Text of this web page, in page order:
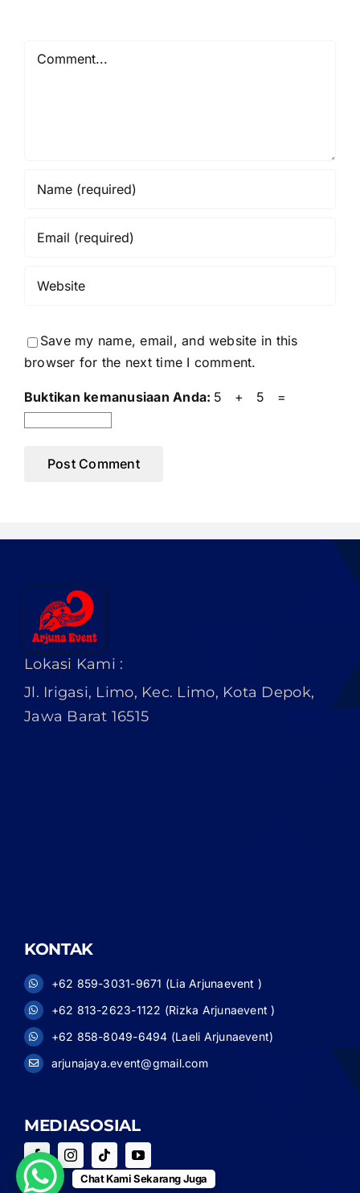
Comment
Save my name, email, and website in this
browser for the next time I comment.
Buktikan kemanusiaan Anda: 5 + 5 =
Lokasi Kami :
Jl. Irigasi, Limo, Kec. Limo, Kota Depok,
Jawa Barat 16515
KONTAK
+62 859-3031-9671 (Lia Arjunaevent )
+62 813-2623-1122 (Rizka Arjunaevent )
+62 858-8049-6494 (Laeli Arjunaevent)
arjunajaya.event@gmail.com
MEDIASOSIAL
Chat Kami Sekarang Juga